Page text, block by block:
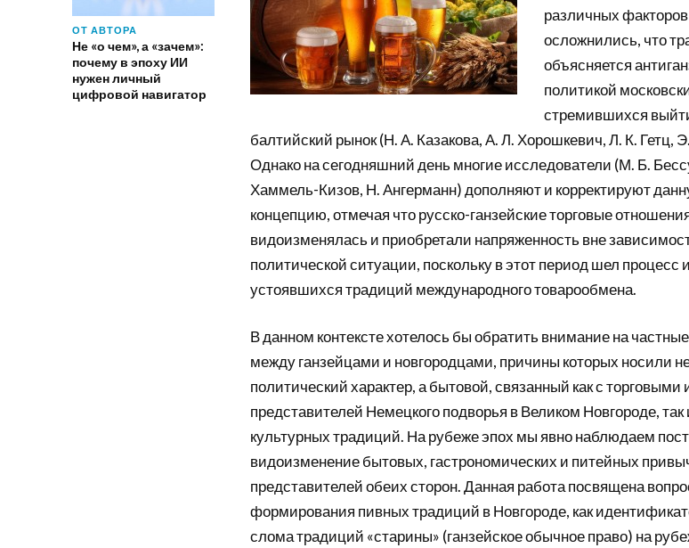
ОТ АВТОРА
Не «о чем», а «зачем»:
почему в эпоху ИИ
нужен личный
цифровой навигатор
различных
осложнились, что
объясняется
политикой
стремившихся
балтийский рынок (Н. А. Казакова, А. Л. Хорошкевич, Л. К. Гетц,
Однако на сегодняшний день многие исследователи (М. Б.
Хаммель-Кизов, Н. Ангерманн) дополняют и корректируют
концепцию, отмечая что русско-ганзейские торговые
видоизменялась и приобретали напряженность вне
политической ситуации, поскольку в этот период шел процесс
устоявшихся традиций международного товарообмена.
В данном контексте хотелось бы обратить внимание на
между ганзейцами и новгородцами, причины которых носили
политический характер, а бытовой, связанный как с торговыми
представителей Немецкого подворья в Великом Новгороде, так
культурных традиций. На рубеже эпох мы явно наблюдаем
видоизменение бытовых, гастрономических и питейных
представителей обеих сторон. Данная работа посвящена
формирования пивных традиций в Новгороде, как
слома традиций «старины» (ганзейское обычное право) на